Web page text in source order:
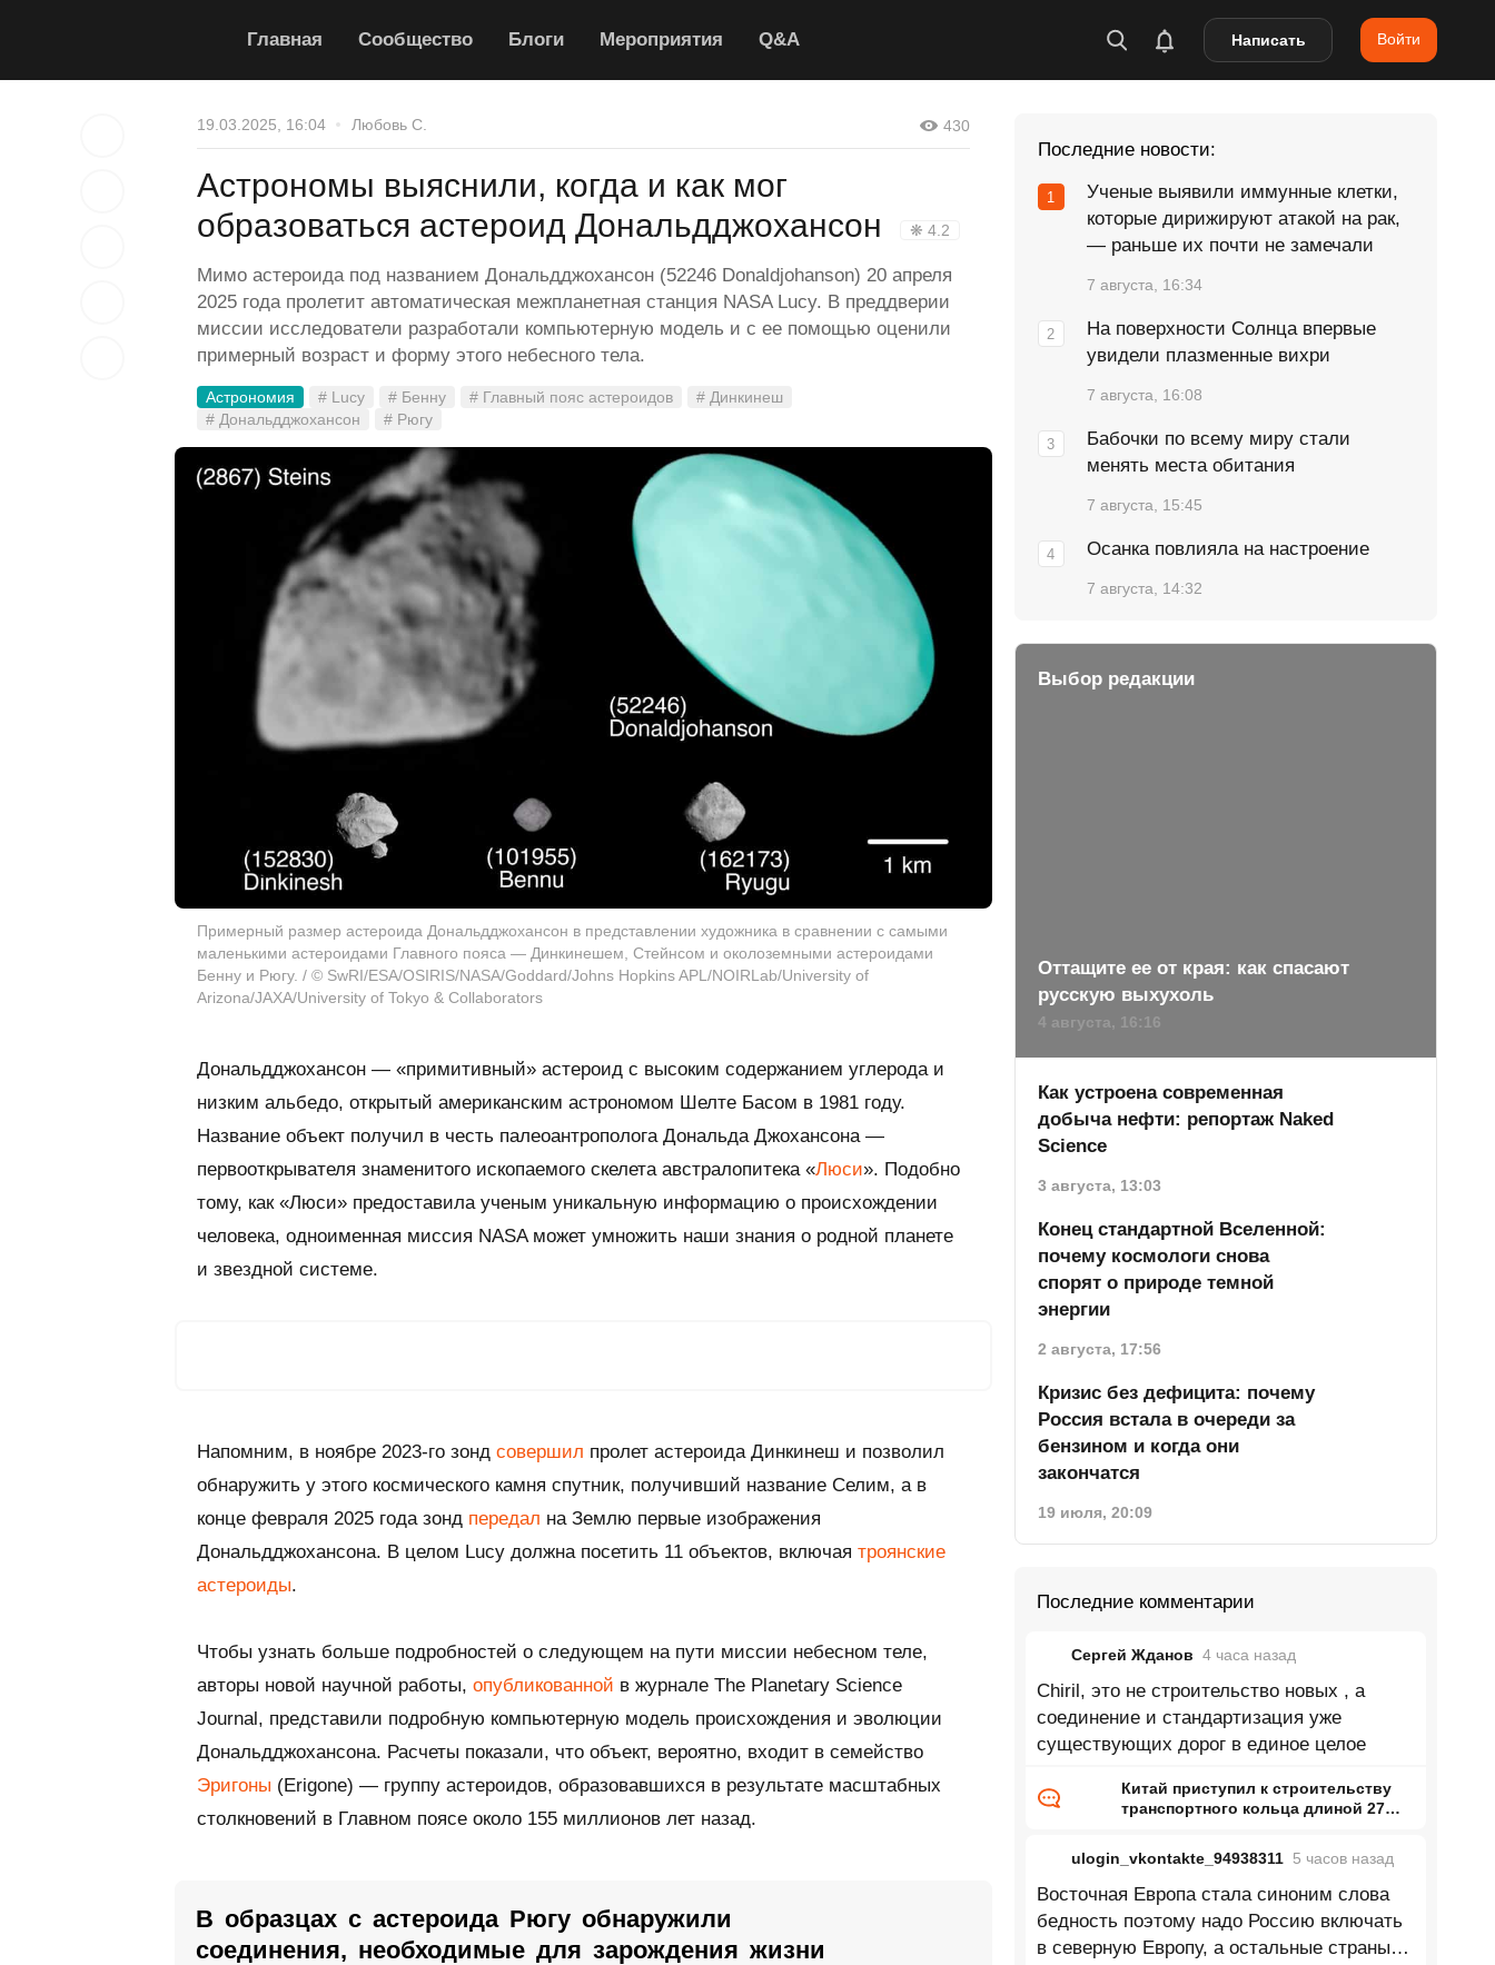
Главная Сообщество Блоги Мероприятия Q&A Написать Войти
19.03.2025, 16:04 Любовь С. 430
Астрономы выяснили, когда и как мог
образоваться астероид Дональдджохансон
❋ 4.2
Мимо астероида под названием Дональдджохансон (52246 Donaldjohanson) 20 апреля
2025 года пролетит автоматическая межпланетная станция NASA Lucy. В преддверии
миссии исследователи разработали компьютерную модель и с ее помощью оценили
примерный возраст и форму этого небесного тела.
Астрономия # Lucy # Бенну # Главный пояс астероидов
# Динкинеш
# Дональдджохансон
# Рюгу
Примерный размер астероида Дональдджохансон в представлении художника в сравнении с самыми
маленькими астероидами Главного пояса — Динкинешем, Стейнсом и околоземными астероидами
Бенну и Рюгу. / © SwRI/ESA/OSIRIS/NASA/Goddard/Johns Hopkins APL/NOIRLab/University of
Arizona/JAXA/University of Tokyo & Collaborators
Дональдджохансон — «примитивный» астероид с высоким содержанием углерода и
низким альбедо, открытый американским астрономом Шелте Басом в 1981 году.
Название объект получил в честь палеоантрополога Дональда Джохансона —
первооткрывателя знаменитого ископаемого скелета австралопитека «Люси». Подобно
тому, как «Люси» предоставила ученым уникальную информацию о происхождении
человека, одноименная миссия NASA может умножить наши знания о родной планете
и звездной системе.
Напомним, в ноябре 2023-го зонд совершил пролет астероида Динкинеш и позволил
обнаружить у этого космического камня спутник, получивший название Селим, а в
конце февраля 2025 года зонд передал на Землю первые изображения
Дональдджохансона. В целом Lucy должна посетить 11 объектов, включая троянские
астероиды.
Чтобы узнать больше подробностей о следующем на пути миссии небесном теле,
авторы новой научной работы, опубликованной в журнале The Planetary Science
Journal, представили подробную компьютерную модель происхождения и эволюции
Дональдджохансона. Расчеты показали, что объект, вероятно, входит в семейство
Эригоны (Erigone) — группу астероидов, образовавшихся в результате масштабных
столкновений в Главном поясе около 155 миллионов лет назад.
В образцах с астероида Рюгу обнаружили
соединения, необходимые для зарождения жизни
Последние новости:
Ученые выявили иммунные клетки,
которые дирижируют атакой на рак,
— раньше их почти не замечали
7 августа, 16:34
На поверхности Солнца впервые
увидели плазменные вихри
7 августа, 16:08
Бабочки по всему миру стали
менять места обитания
7 августа, 15:45
Осанка повлияла на настроение
7 августа, 14:32
Выбор редакции
Оттащите ее от края: как спасают
русскую выхухоль
4 августа, 16:16
Как устроена современная
добыча нефти: репортаж Naked
Science
3 августа, 13:03
Конец стандартной Вселенной:
почему космологи снова
спорят о природе темной
энергии
2 августа, 17:56
Кризис без дефицита: почему
Россия встала в очереди за
бензином и когда они
закончатся
19 июля, 20:09
Последние комментарии
Сергей Жданов 4 часа назад
Chiril, это не строительство новых , а
соединение и стандартизация уже
существующих дорог в единое целое
Китай приступил к строительству
транспортного кольца длиной 27
ulogin_vkontakte_94938311 5 часов назад
Восточная Европа стала синоним слова
бедность поэтому надо Россию включать
в северную Европу, а остальные страны